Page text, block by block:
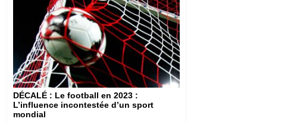
DÉCALÉ : Le football en 2023 :
L’influence incontestée d’un sport
mondial